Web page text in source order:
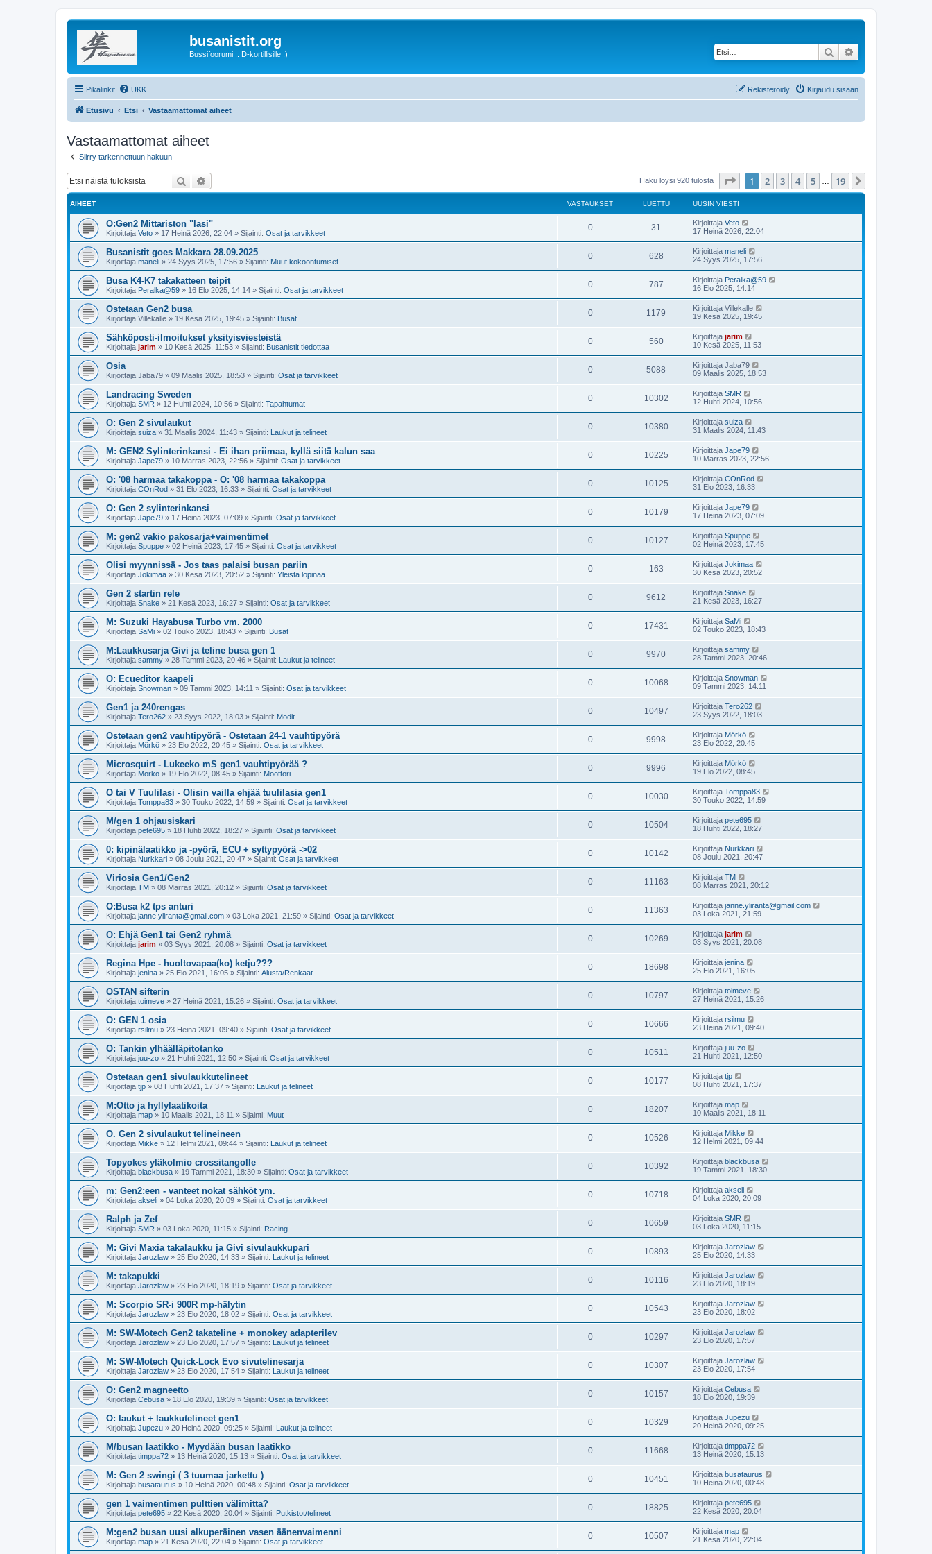
busanistit.org
Bussifoorumi :: D-kortillisille ;) Etsi
Pikalinkit UKK Kirjaudu sisään
Rekisteröidy
Etusivu Etsi Vastaamattomat aiheet
Vastaamattomat aiheet
Siirry tarkennettuun hakuun
Etsi Haku löysi 920 tulosta Sivu 19
1 2 3 4 5 19
AIHEET VASTAUKSET LUETTU UUSIN VIESTI
O:Gen2 Mittariston "lasi"
Kirjoittaja Veto » 17 Heinä 2026, 22:04 » Sijainti: Osat ja tarvikkeet
0 31 Kirjoittaja Veto
17 Heinä 2026, 22:04
Busanistit goes Makkara 28.09.2025
Kirjoittaja maneli » 24 Syys 2025, 17:56 » Sijainti: Muut kokoontumiset
0 628 Kirjoittaja maneli
24 Syys 2025, 17:56
Busa K4-K7 takakatteen teipit
Kirjoittaja Peralka@59 » 16 Elo 2025, 14:14 » Sijainti: Osat ja tarvikkeet
0 787 Kirjoittaja Peralka@59
16 Elo 2025, 14:14
Ostetaan Gen2 busa
Kirjoittaja Villekalle » 19 Kesä 2025, 19:45 » Sijainti: Busat
0 1179 Kirjoittaja Villekalle
19 Kesä 2025, 19:45
Sähköposti-ilmoitukset yksityisviesteistä
Kirjoittaja jarim » 10 Kesä 2025, 11:53 » Sijainti: Busanistit tiedottaa
0 560 Kirjoittaja jarim
10 Kesä 2025, 11:53
Osia
Kirjoittaja Jaba79 » 09 Maalis 2025, 18:53 » Sijainti: Osat ja tarvikkeet
0 5088 Kirjoittaja Jaba79
09 Maalis 2025, 18:53
Landracing Sweden
Kirjoittaja SMR » 12 Huhti 2024, 10:56 » Sijainti: Tapahtumat
0 10302 Kirjoittaja SMR
12 Huhti 2024, 10:56
O: Gen 2 sivulaukut
Kirjoittaja suiza » 31 Maalis 2024, 11:43 » Sijainti: Laukut ja telineet
0 10380 Kirjoittaja suiza
31 Maalis 2024, 11:43
M: GEN2 Sylinterinkansi - Ei ihan priimaa, kyllä siitä kalun saa
Kirjoittaja Jape79 » 10 Marras 2023, 22:56 » Sijainti: Osat ja tarvikkeet
0 10225 Kirjoittaja Jape79
10 Marras 2023, 22:56
O: '08 harmaa takakoppa - O: '08 harmaa takakoppa
Kirjoittaja COnRod » 31 Elo 2023, 16:33 » Sijainti: Osat ja tarvikkeet
0 10125 Kirjoittaja COnRod
31 Elo 2023, 16:33
O: Gen 2 sylinterinkansi
Kirjoittaja Jape79 » 17 Heinä 2023, 07:09 » Sijainti: Osat ja tarvikkeet
0 10179 Kirjoittaja Jape79
17 Heinä 2023, 07:09
M: gen2 vakio pakosarja+vaimentimet
Kirjoittaja Spuppe » 02 Heinä 2023, 17:45 » Sijainti: Osat ja tarvikkeet
0 10127 Kirjoittaja Spuppe
02 Heinä 2023, 17:45
Olisi myynnissä - Jos taas palaisi busan pariin
Kirjoittaja Jokimaa » 30 Kesä 2023, 20:52 » Sijainti: Yleistä löpinää
0 163 Kirjoittaja Jokimaa
30 Kesä 2023, 20:52
Gen 2 startin rele
Kirjoittaja Snake » 21 Kesä 2023, 16:27 » Sijainti: Osat ja tarvikkeet
0 9612 Kirjoittaja Snake
21 Kesä 2023, 16:27
M: Suzuki Hayabusa Turbo vm. 2000
Kirjoittaja SaMi » 02 Touko 2023, 18:43 » Sijainti: Busat
0 17431 Kirjoittaja SaMi
02 Touko 2023, 18:43
M:Laukkusarja Givi ja teline busa gen 1
Kirjoittaja sammy » 28 Tammi 2023, 20:46 » Sijainti: Laukut ja telineet
0 9970 Kirjoittaja sammy
28 Tammi 2023, 20:46
O: Ecueditor kaapeli
Kirjoittaja Snowman » 09 Tammi 2023, 14:11 » Sijainti: Osat ja tarvikkeet
0 10068 Kirjoittaja Snowman
09 Tammi 2023, 14:11
Gen1 ja 240rengas
Kirjoittaja Tero262 » 23 Syys 2022, 18:03 » Sijainti: Modit
0 10497 Kirjoittaja Tero262
23 Syys 2022, 18:03
Ostetaan gen2 vauhtipyörä - Ostetaan 24-1 vauhtipyörä
Kirjoittaja Mörkö » 23 Elo 2022, 20:45 » Sijainti: Osat ja tarvikkeet
0 9998 Kirjoittaja Mörkö
23 Elo 2022, 20:45
Microsquirt - Lukeeko mS gen1 vauhtipyörää ?
Kirjoittaja Mörkö » 19 Elo 2022, 08:45 » Sijainti: Moottori
0 9996 Kirjoittaja Mörkö
19 Elo 2022, 08:45
O tai V Tuulilasi - Olisin vailla ehjää tuulilasia gen1
Kirjoittaja Tomppa83 » 30 Touko 2022, 14:59 » Sijainti: Osat ja tarvikkeet
0 10030 Kirjoittaja Tomppa83
30 Touko 2022, 14:59
M/gen 1 ohjausiskari
Kirjoittaja pete695 » 18 Huhti 2022, 18:27 » Sijainti: Osat ja tarvikkeet
0 10504 Kirjoittaja pete695
18 Huhti 2022, 18:27
0: kipinälaatikko ja -pyörä, ECU + syttypyörä ->02
Kirjoittaja Nurkkari » 08 Joulu 2021, 20:47 » Sijainti: Osat ja tarvikkeet
0 10142 Kirjoittaja Nurkkari
08 Joulu 2021, 20:47
Viriosia Gen1/Gen2
Kirjoittaja TM » 08 Marras 2021, 20:12 » Sijainti: Osat ja tarvikkeet
0 11163 Kirjoittaja TM
08 Marras 2021, 20:12
O:Busa k2 tps anturi
Kirjoittaja janne.yliranta@gmail.com » 03 Loka 2021, 21:59 » Sijainti: Osat ja tarvikkeet
0 11363 Kirjoittaja janne.yliranta@gmail.com
03 Loka 2021, 21:59
O: Ehjä Gen1 tai Gen2 ryhmä
Kirjoittaja jarim » 03 Syys 2021, 20:08 » Sijainti: Osat ja tarvikkeet
0 10269 Kirjoittaja jarim
03 Syys 2021, 20:08
Regina Hpe - huoltovapaa(ko) ketju???
Kirjoittaja jenina » 25 Elo 2021, 16:05 » Sijainti: Alusta/Renkaat
0 18698 Kirjoittaja jenina
25 Elo 2021, 16:05
OSTAN sifterin
Kirjoittaja toimeve » 27 Heinä 2021, 15:26 » Sijainti: Osat ja tarvikkeet
0 10797 Kirjoittaja toimeve
27 Heinä 2021, 15:26
O: GEN 1 osia
Kirjoittaja rsilmu » 23 Heinä 2021, 09:40 » Sijainti: Osat ja tarvikkeet
0 10666 Kirjoittaja rsilmu
23 Heinä 2021, 09:40
O: Tankin ylhäälläpitotanko
Kirjoittaja juu-zo » 21 Huhti 2021, 12:50 » Sijainti: Osat ja tarvikkeet
0 10511 Kirjoittaja juu-zo
21 Huhti 2021, 12:50
Ostetaan gen1 sivulaukkutelineet
Kirjoittaja tjp » 08 Huhti 2021, 17:37 » Sijainti: Laukut ja telineet
0 10177 Kirjoittaja tjp
08 Huhti 2021, 17:37
M:Otto ja hyllylaatikoita
Kirjoittaja map » 10 Maalis 2021, 18:11 » Sijainti: Muut
0 18207 Kirjoittaja map
10 Maalis 2021, 18:11
O. Gen 2 sivulaukut telineineen
Kirjoittaja Mikke » 12 Helmi 2021, 09:44 » Sijainti: Laukut ja telineet
0 10526 Kirjoittaja Mikke
12 Helmi 2021, 09:44
Topyokes yläkolmio crossitangolle
Kirjoittaja blackbusa » 19 Tammi 2021, 18:30 » Sijainti: Osat ja tarvikkeet
0 10392 Kirjoittaja blackbusa
19 Tammi 2021, 18:30
m: Gen2:een - vanteet nokat sähköt ym.
Kirjoittaja akseli » 04 Loka 2020, 20:09 » Sijainti: Osat ja tarvikkeet
0 10718 Kirjoittaja akseli
04 Loka 2020, 20:09
Ralph ja Zef
Kirjoittaja SMR » 03 Loka 2020, 11:15 » Sijainti: Racing
0 10659 Kirjoittaja SMR
03 Loka 2020, 11:15
M: Givi Maxia takalaukku ja Givi sivulaukkupari
Kirjoittaja Jarozlaw » 25 Elo 2020, 14:33 » Sijainti: Laukut ja telineet
0 10893 Kirjoittaja Jarozlaw
25 Elo 2020, 14:33
M: takapukki
Kirjoittaja Jarozlaw » 23 Elo 2020, 18:19 » Sijainti: Osat ja tarvikkeet
0 10116 Kirjoittaja Jarozlaw
23 Elo 2020, 18:19
M: Scorpio SR-i 900R mp-hälytin
Kirjoittaja Jarozlaw » 23 Elo 2020, 18:02 » Sijainti: Osat ja tarvikkeet
0 10543 Kirjoittaja Jarozlaw
23 Elo 2020, 18:02
M: SW-Motech Gen2 takateline + monokey adapterilev
Kirjoittaja Jarozlaw » 23 Elo 2020, 17:57 » Sijainti: Laukut ja telineet
0 10297 Kirjoittaja Jarozlaw
23 Elo 2020, 17:57
M: SW-Motech Quick-Lock Evo sivutelinesarja
Kirjoittaja Jarozlaw » 23 Elo 2020, 17:54 » Sijainti: Laukut ja telineet
0 10307 Kirjoittaja Jarozlaw
23 Elo 2020, 17:54
O: Gen2 magneetto
Kirjoittaja Cebusa » 18 Elo 2020, 19:39 » Sijainti: Osat ja tarvikkeet
0 10157 Kirjoittaja Cebusa
18 Elo 2020, 19:39
O: laukut + laukkutelineet gen1
Kirjoittaja Jupezu » 20 Heinä 2020, 09:25 » Sijainti: Laukut ja telineet
0 10329 Kirjoittaja Jupezu
20 Heinä 2020, 09:25
M/busan laatikko - Myydään busan laatikko
Kirjoittaja timppa72 » 13 Heinä 2020, 15:13 » Sijainti: Osat ja tarvikkeet
0 11668 Kirjoittaja timppa72
13 Heinä 2020, 15:13
M: Gen 2 swingi ( 3 tuumaa jarkettu )
Kirjoittaja busataurus » 10 Heinä 2020, 00:48 » Sijainti: Osat ja tarvikkeet
0 10451 Kirjoittaja busataurus
10 Heinä 2020, 00:48
gen 1 vaimentimen pulttien välimitta?
Kirjoittaja pete695 » 22 Kesä 2020, 20:04 » Sijainti: Putkistot/telineet
0 18825 Kirjoittaja pete695
22 Kesä 2020, 20:04
M:gen2 busan uusi alkuperäinen vasen äänenvaimenni
Kirjoittaja map » 21 Kesä 2020, 22:04 » Sijainti: Osat ja tarvikkeet
0 10507 Kirjoittaja map
21 Kesä 2020, 22:04